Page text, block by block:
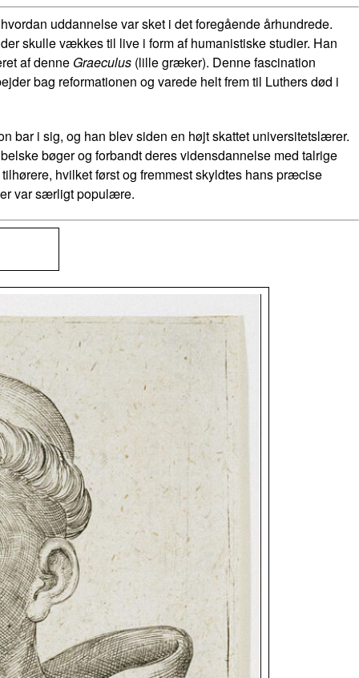
uddannelse var sket i det foregående århundrede.
skulle vækkes til live i form af humanistiske studier. Han
af denne Graeculus (lille græker). Denne fascination
bag reformationen og varede helt frem til Luthers død i
bar i sig, og han blev siden en højt skattet universitetslærer.
bøger og forbandt deres vidensdannelse med talrige
hvilket først og fremmest skyldtes hans præcise
var særligt populære.